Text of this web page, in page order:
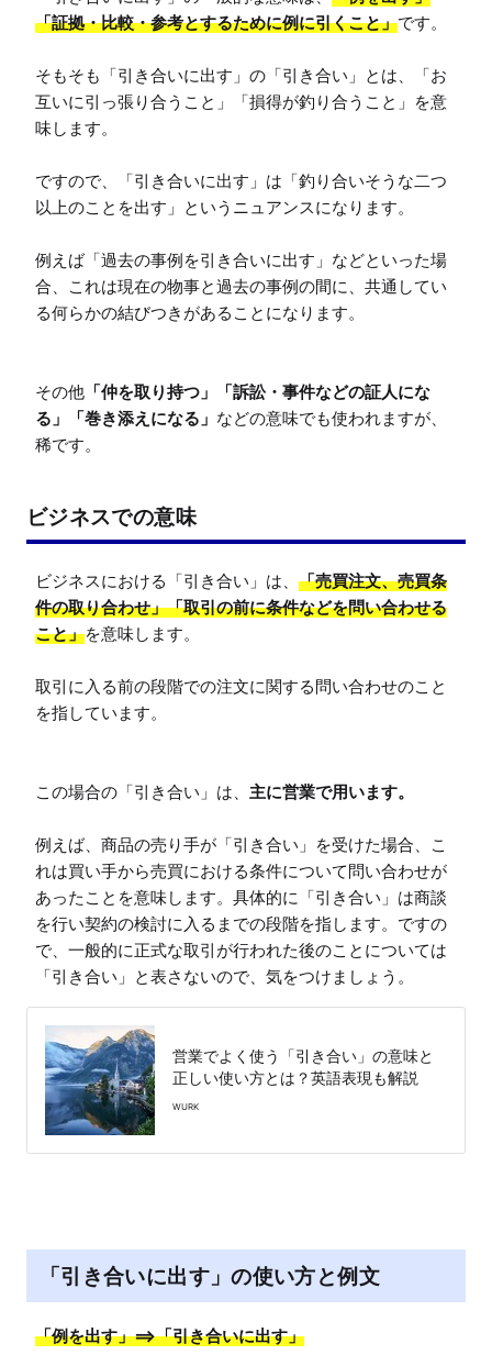
「証拠・比較・参考とするために例に引くこと」です。
そもそも「引き合いに出す」の「引き合い」とは、「お
互いに引っ張り合うこと」「損得が釣り合うこと」を意
味します。
ですので、「引き合いに出す」は「釣り合いそうな二つ
以上のことを出す」というニュアンスになります。
例えば「過去の事例を引き合いに出す」などといった場
合、これは現在の物事と過去の事例の間に、共通してい
る何らかの結びつきがあることになります。
その他 「仲を取り持つ」「訴訟・事件などの証人にな
る」「巻き添えになる」 などの意味でも使われますが、
稀です。
ビジネスでの意味
ビジネスにおける「引き合い」は、 「売買注文、売買条
件の取り合わせ」「取引の前に条件などを問い合わせる
こと」を意味します。
取引に入る前の段階での注文に関する問い合わせのこと
を指しています。
この場合の「引き合い」は、 主に営業で用います。
例えば、商品の売り手が「引き合い」を受けた場合、こ
れは買い手から売買における条件について問い合わせが
あったことを意味します。具体的に「引き合い」は商談
を行い契約の検討に入るまでの段階を指します。ですの
で、一般的に正式な取引が行われた後のことについては
「引き合い」と表さないので、気をつけましょう。
営業でよく使う「引き合い」の意味と
正しい使い方とは？英語表現も解説
WURK
「引き合いに出す」の使い方と例文
「例を出す」==>「引き合いに出す」